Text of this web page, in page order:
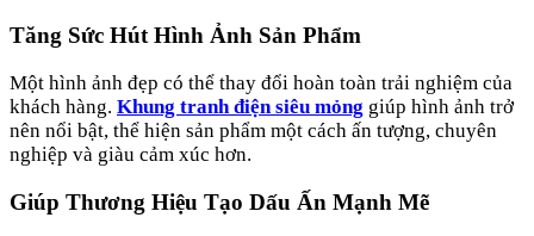
Tăng Sức Hút Hình Ảnh Sản Phẩm
Một hình ảnh đẹp có thể thay đổi hoàn toàn trải nghiệm của
khách hàng. Khung tranh điện siêu mỏng giúp hình ảnh trở
nên nổi bật, thể hiện sản phẩm một cách ấn tượng, chuyên
nghiệp và giàu cảm xúc hơn.
Giúp Thương Hiệu Tạo Dấu Ấn Mạnh Mẽ